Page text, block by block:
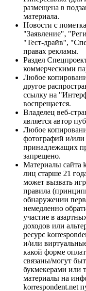
размещена в
материала.
Новости с
"Заявление",
"Тест-драйв",
правах рекламы.
Раздел
коммерческими
Любое
другое
ссылку на
воспрещается.
Владелец веб-
является автор
Любое
фотографий и/или
принадлежащих
запрещено.
Материалы сайта
лиц старше 21
может вызвать
правила
обнаружении
немедленно
участие в
доходов или
ресурс
и/или
какой форме
связаны/могут
букмекерами или
материалы на
korrespondent.net